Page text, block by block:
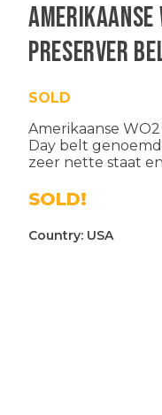
Amerikaanse
Preserver
SOLD
Amerikaanse
Day belt
zeer nette staat
SOLD!
Country: USA